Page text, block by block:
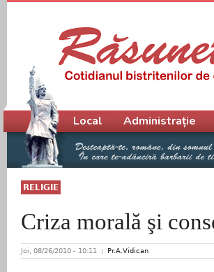
RELIGIE
Criza morală şi
Joi, 08/26/2010 - 10:11 Pr.A.Vidican
Meniu principal
Local Administrație